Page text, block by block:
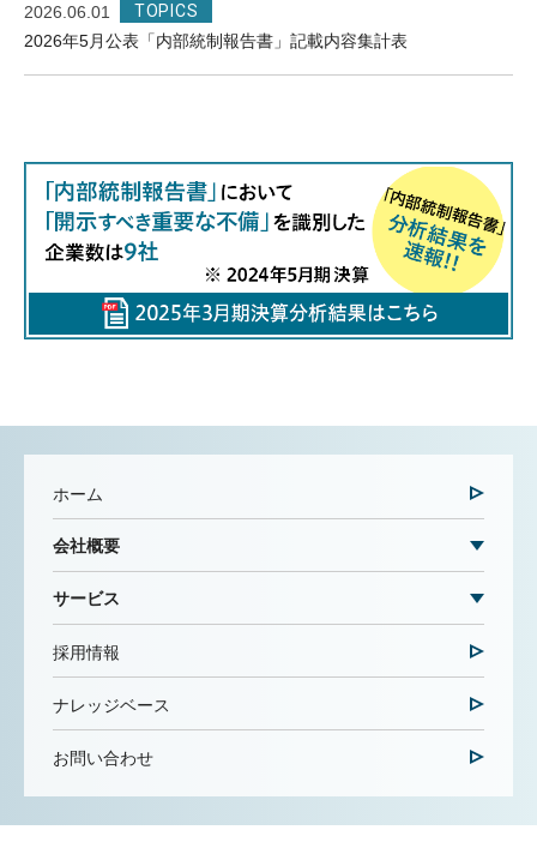
2026.06.01
TOPICS
2026年5月公表「内部統制報告書」記載内容集計表
ホーム
会社概要
サービス
採用情報
ナレッジベース
お問い合わせ